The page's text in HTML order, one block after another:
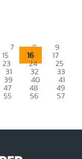
7 8 9
15 16 17
23 24 25
31 32 33
39 40 41
47 48 49
55 56 57